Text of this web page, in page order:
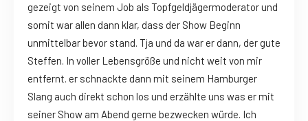
gezeigt von seinem Job als Topfgeldjägermoderator und
somit war allen dann klar, dass der Show Beginn
unmittelbar bevor stand. Tja und da war er dann, der gute
Steffen. In voller Lebensgröße und nicht weit von mir
entfernt. er schnackte dann mit seinem Hamburger
Slang auch direkt schon los und erzählte uns was er mit
seiner Show am Abend gerne bezwecken würde. Ich